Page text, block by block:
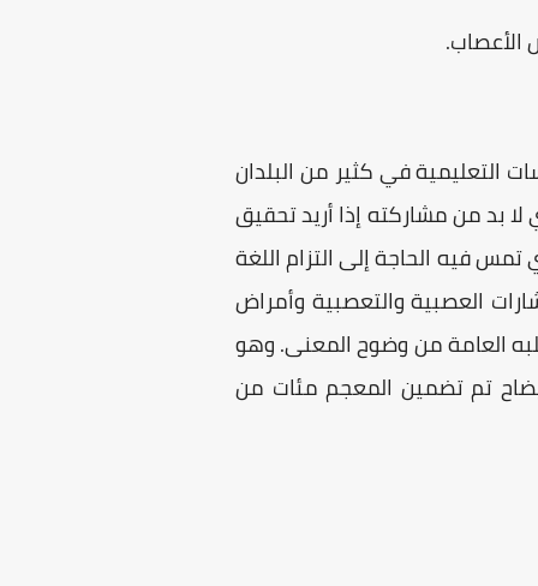
الأعصاب.
التعليمية ﻓﻲ كثير ﻣﻦ اﻟﺒﻠﺪان
ﻻ ﺑﺪ ﻣﻦ ﻣﺸﺎرﻛﺘﻪ إذا أرﻳﺪ تحقيق
فيه اﻟﺤﺎﺟﺔ إﻟﻰ اﻟﺘﺰام اﻟﻠﻐﺔ
العصبية والتعصبية وأﻣﺮاض
اﻟﻌﺎﻣﺔ ﻣﻦ وﺿﻮح اﻟﻤﻌﻨﻰ. وهو
ﺗﻢ تضمين اﻟﻤﻌﺠﻢ ﻣﺌﺎت ﻣﻦ